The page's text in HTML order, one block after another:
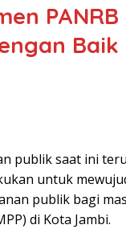
Baik
publik saat ini
untuk
publik bagi
di Kota Jambi.